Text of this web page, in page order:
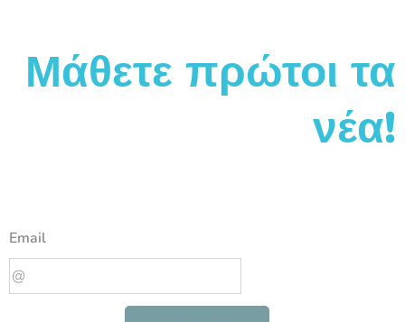
Μάθετε πρώτοι τα
νέα!
Email